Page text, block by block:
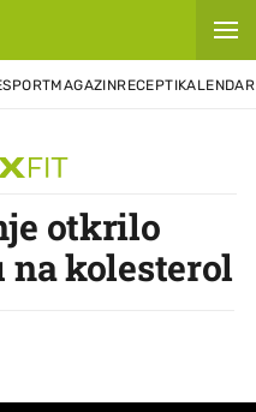
SPORTMAGAZINRECEPTIKALENDAR
otkrilo
na kolesterol